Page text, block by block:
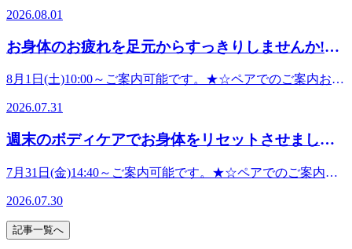
《お客様へのお願い》・アルコール消毒のご協力お客様が安
ります。お客様にはご不便をおかけいたしますが、感染拡大
す。8月 9日(日) 11:00～ご案内可能です。ご不明な点やコー
業拡大防止への取り組み》・従業員のマスク着用・従業員の
手洗い、うがいの徹底・従業員の健康チェック(検温、倦怠
《お客様へのお願い》・アルコール消毒のご協力お客様が安
ります。お客様にはご不便をおかけいたしますが、感染拡大
せ下さいませ(*’▽’)ーーーーーーーーーーーーーーーーーー
ーーーーーーーーーーーーーーーー-その他、空き情報-8月
3日(月) 10:00～ご案内可能です。8月 4日(火) 10:00～ご案内
10:30～ご案内可能です。8月 7日(金) 10:00～ご案内可能で
す。8月 8日(土) 10:00～ご案内可能です。ご不明な点やコー
業拡大防止への取り組み》・従業員のマスク着用・従業員の
手洗い、うがいの徹底・従業員の健康チェック(検温、倦怠
《お客様へのお願い》・アルコール消毒のご協力お客様が安
ります。お客様にはご不便をおかけいたしますが、感染拡大
2026.08.01
お身体のお疲れを足元からすっきりしませんか!
8月1日(土)10:00～ご案内可能です。★☆ペアでのご案内お問
せ下さいませ(*’▽’)ーーーーーーーーーーーーーーーーーー
ーーーーーーーーーーーーーーーー-その他、空き情報-8月
2日(日) 11:00～ご案内可能です。8月 3日(月) 10:00～ご案内
11:00～ご案内可能です。8月 6日(木) 10:30～ご案内可能で
す。8月 7日(金) 10:00～ご案内可能です。ご不明な点やコー
ス、お時間のご相談などありましたらお気軽にお電話下さい
業拡大防止への取り組み》・従業員のマスク着用・従業員の
2026.07.31
週末のボディケアでお身体をリセットさせましょ
7月31日(金)14:40～ご案内可能です。★☆ペアでのご案内お
わせ下さいませ(*’▽’)ーーーーーーーーーーーーーーーーー
ーーーーーーーーーーーーーーーーー-その他、空き情報-8
月 1日(土) 10:00～ご案内可能です。8月 2日(日) 11:00～ご案
2026.07.30
記事一覧へ